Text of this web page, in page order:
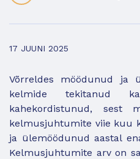
17 JUUNI 2025
Võrreldes möödunud ja
kelmide tekitanud
kahekordistunud, sest
kelmusjuhtumite viie kuu
ja ülemöödunud aastal
Kelmusjuhtumite arv on